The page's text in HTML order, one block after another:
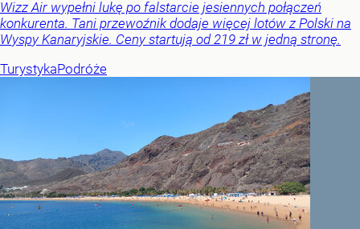
Wizz Air wypełni lukę po falstarcie jesiennych połączeń
konkurenta. Tani przewoźnik dodaje więcej lotów z Polski na
Wyspy Kanaryjskie. Ceny startują od 219 zł w jedną stronę.
TurystykaPodróże